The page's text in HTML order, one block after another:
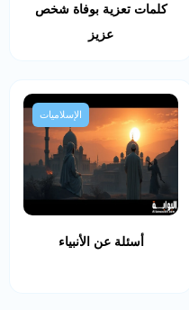
كلمات تعزية بوفاة شخص
عزيز
الإسلاميات
أسئلة عن الأنبياء